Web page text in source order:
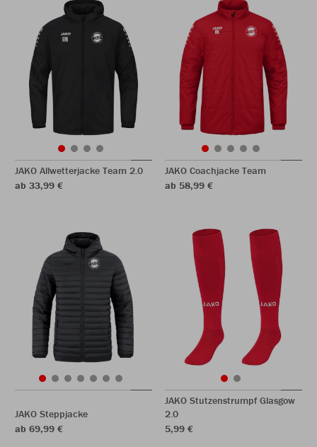
JAKO Allwetterjacke Team 2.0
ab 33,99 €
JAKO Coachjacke Team
ab 58,99 €
JAKO Steppjacke
ab 69,99 €
JAKO Stutzenstrumpf Glasgow
2.0
5,99 €